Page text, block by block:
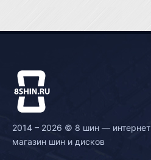
2014 – 2026 © 8 шин — интернет
магазин шин и дисков